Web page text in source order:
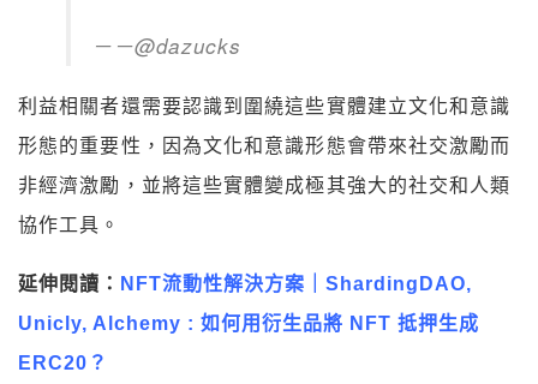
－－@dazucks
利益相關者還需要認識到圍繞這些實體建立文化和意識
形態的重要性，因為文化和意識形態會帶來社交激勵而
非經濟激勵，並將這些實體變成極其強大的社交和人類
協作工具。
延伸閱讀： NFT流動性解決方案｜ShardingDAO,
Unicly, Alchemy : 如何用衍生品將 NFT 抵押生成
ERC20？